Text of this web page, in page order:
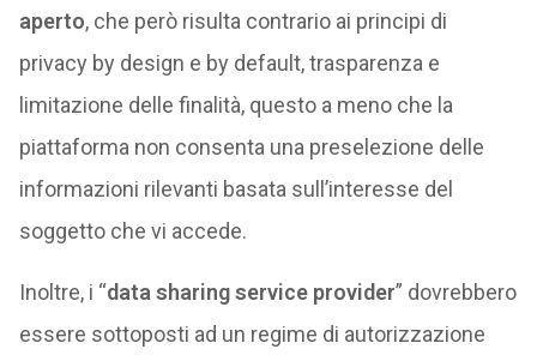
aperto, che però risulta contrario ai principi di
privacy by design e by default, trasparenza e
limitazione delle finalità, questo a meno che la
piattaforma non consenta una preselezione delle
informazioni rilevanti basata sull’interesse del
soggetto che vi accede.
Inoltre, i “data sharing service provider” dovrebbero
essere sottoposti ad un regime di autorizzazione